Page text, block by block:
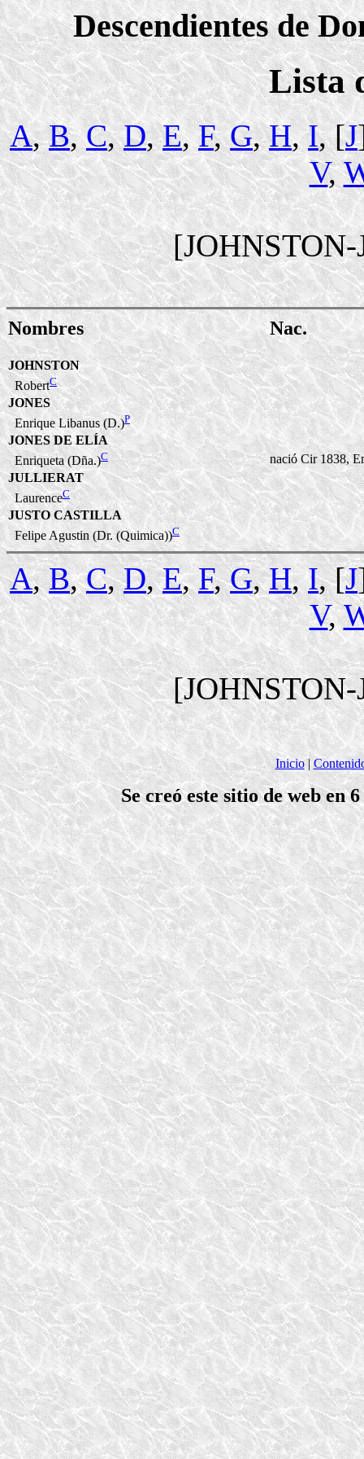
Descendientes de
Lista
A,B,C,D,E,F,G,H,I, [J
V,
Nombres Nac.
JOHNSTON
RobertC
JONES
Enrique Libanus (D.)P
JONES DE ELÍA
Enriqueta (Dña.)C
nació Cir 1838,
JULLIERAT
LaurenceC
JUSTO CASTILLA
Felipe Agustin (Dr. (Quimica))C
A,B,C,D,E,F,G,H,I, [J
V,
Inicio|
Se creó este sitio de web en